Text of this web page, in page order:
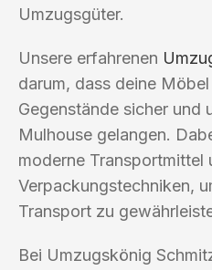
Umzugsgüter.
Unsere erfahrenen
darum, dass deine
Gegenstände sicher und
Mulhouse gelangen.
moderne Transportmittel
Verpackungstechniken,
Transport zu
Bei Umzugskönig